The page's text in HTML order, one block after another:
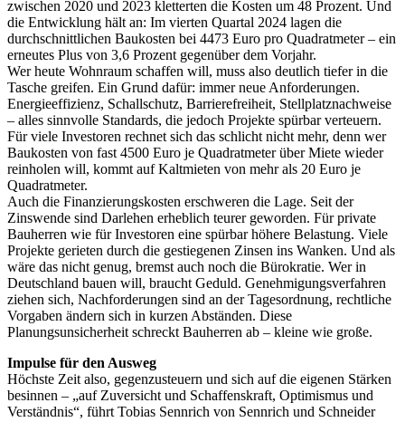
zwischen 2020 und 2023 kletterten die Kosten um 48 Prozent. Und
die Entwicklung hält an: Im vierten Quartal 2024 lagen die
durchschnittlichen Baukosten bei 4473 Euro pro Quadratmeter – ein
erneutes Plus von 3,6 Prozent gegenüber dem Vorjahr.
Wer heute Wohnraum schaffen will, muss also deutlich tiefer in die
Tasche greifen. Ein Grund dafür: immer neue Anforderungen.
Energieeffizienz, Schallschutz, Barrierefreiheit, Stellplatznachweise
– alles sinnvolle Standards, die jedoch Projekte spürbar verteuern.
Für viele Investoren rechnet sich das schlicht nicht mehr, denn wer
Baukosten von fast 4500 Euro je Quadratmeter über Miete wieder
reinholen will, kommt auf Kalt­mieten von mehr als 20 Euro je
Quadratmeter.
Auch die Finanzierungskosten erschweren die Lage. Seit der
Zinswende sind Darlehen erheblich teurer geworden. Für private
Bauherren wie für Investoren eine spürbar höhere Belastung. Viele
Projekte gerieten durch die gestiegenen Zinsen ins Wanken. Und als
wäre das nicht genug, bremst auch noch die Bürokratie. Wer in
Deutschland bauen will, braucht Geduld. Genehmigungsverfahren
ziehen sich, Nachforderungen sind an der Tagesordnung, rechtliche
Vorgaben ändern sich in kurzen Abständen. Diese
Planungsunsicherheit schreckt Bauherren ab – kleine wie große.
Impulse für den Ausweg
Höchste Zeit also, gegenzusteuern und sich auf die eigenen Stärken
besinnen – „auf Zuversicht und Schaffenskraft, Optimismus und
Verständnis“, führt Tobias Sennrich von Sennrich und Schneider